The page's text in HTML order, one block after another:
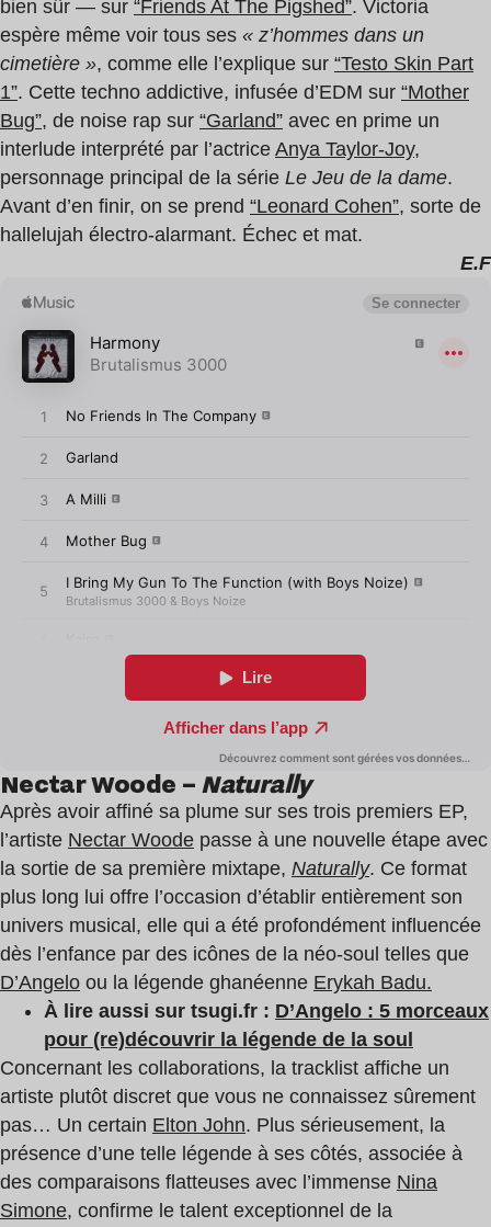
bien sûr — sur “Friends At The Pigshed”. Victoria
espère même voir tous ses « z’hommes dans un
cimetière », comme elle l’explique sur “Testo Skin Part
1”. Cette techno addictive, infusée d’EDM sur “Mother
Bug”, de noise rap sur “Garland” avec en prime un
interlude interprété par l’actrice Anya Taylor-Joy,
personnage principal de la série Le Jeu de la dame.
Avant d’en finir, on se prend “Leonard Cohen”, sorte de
hallelujah électro-alarmant. Échec et mat.
E.F
Nectar Woode –Naturally
Après avoir affiné sa plume sur ses trois premiers EP,
l’artiste Nectar Woode passe à une nouvelle étape avec
la sortie de sa première mixtape, Naturally. Ce format
plus long lui offre l’occasion d’établir entièrement son
univers musical, elle qui a été profondément influencée
dès l’enfance par des icônes de la néo-soul telles que
D’Angelo ou la légende ghanéenne Erykah Badu.
À lire aussi sur tsugi.fr : D’Angelo : 5 morceaux
pour (re)découvrir la légende de la soul
Concernant les collaborations, la tracklist affiche un
artiste plutôt discret que vous ne connaissez sûrement
pas… Un certain Elton John. Plus sérieusement, la
présence d’une telle légende à ses côtés, associée à
des comparaisons flatteuses avec l’immense Nina
Simone, confirme le talent exceptionnel de la